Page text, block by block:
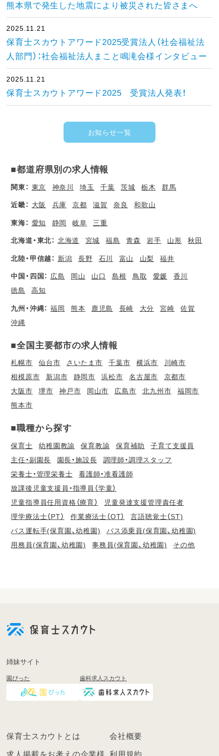
熊本県で発生した地震により被災された皆さまへ
2025.11.21
保育士スカウトアワード2025受賞法人（社会福祉法
人部門）：社会福祉法人まこと鳴滝会様インタビュー
2025.11.21
保育士スカウトアワード2025 受賞法人発表！
お知らせ一覧
■都道府県別の求人情報
関東： 東京 神奈川 埼玉 千葉 茨城 栃木 群馬
近畿： 大阪 兵庫 京都 滋賀 奈良 和歌山
東海： 愛知 静岡 岐阜 三重
北海道・東北： 北海道 宮城 福島 青森 岩手 山形 秋田
北陸・甲信越： 新潟 長野 石川 富山 山梨 福井
中国・四国： 広島 岡山 山口 島根 鳥取 愛媛
香川
徳島
高知
九州・沖縄： 福岡 熊本 鹿児島 長崎 大分 宮崎
佐賀
沖縄
■全国主要都市の求人情報
札幌市 仙台市 さいたま市 千葉市 横浜市
川崎市
相模原市
新潟市 静岡市 浜松市 名古屋市
京都市
大阪市
堺市 神戸市 岡山市 広島市 北九州市
福岡市
熊本市
■職種から探す
保育士 幼稚園教諭 保育教諭 保育補助
子育て支援員
主任・副園長
園長・施設長
調理師・調理スタッフ
栄養士・管理栄養士
看護師・准看護師
放課後児童支援員・指導員（学童）
児童指導員任用資格（療育）
児童発達支援管理責任者
理学療法士（PT）
作業療法士（OT）
言語聴覚士（ST)
バス運転手(保育園、幼稚園)
バス添乗員(保育園、幼稚園)
用務員(保育園、幼稚園)
事務員(保育園、幼稚園) その他
登
く
ン
姉妹サイト
園ぴった 歯科求人スカウト
保育士スカウトとは 会社概要
求人掲載をお考えの企業様 利用規約